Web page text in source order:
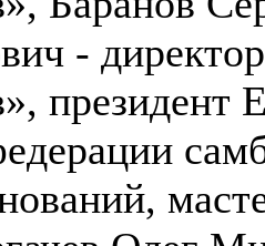
-
президент